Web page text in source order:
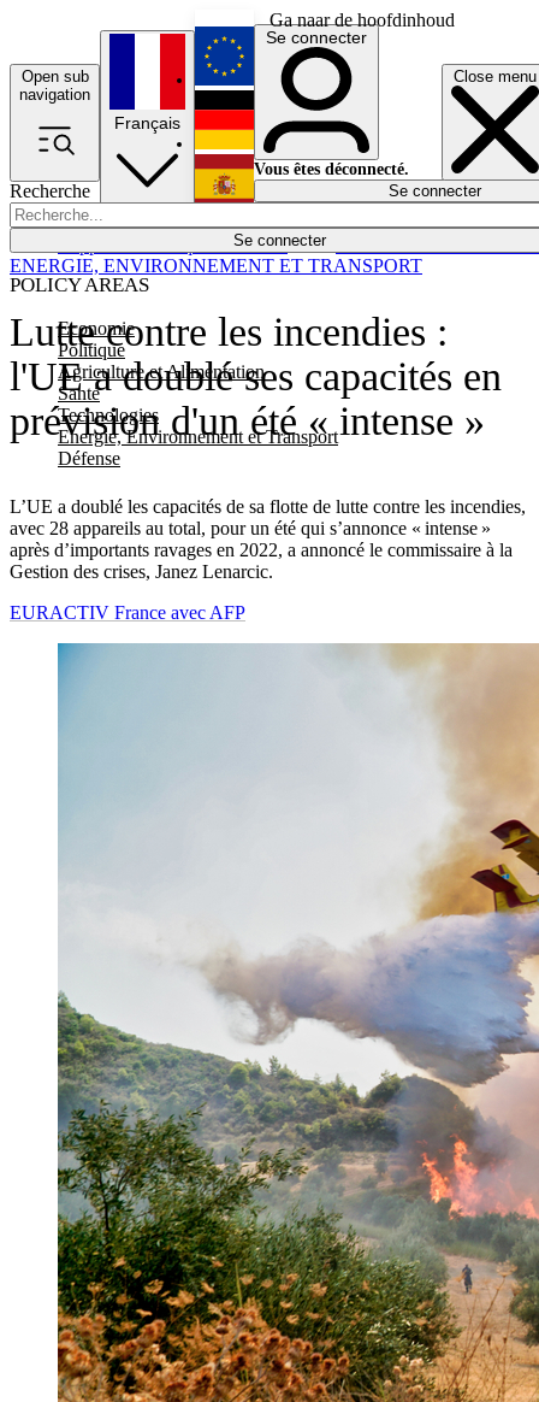
Ga naar de hoofdinhoud
Open sub
navigation
Close menu
Recherche
Se connecter
POLICY AREAS
Economie
Politique
Agriculture et Alimentation
Santé
Technologies
Energie, Environnement et Transport
Défense
Économie
Français
English
Deutsch
Español
Se connecter
Vous êtes déconnecté.
Se connecter
Lutte contre les incendies :
l'UE a doublé ses capacités en
prévision d'un été « intense »
L’UE a doublé les capacités de sa flotte de lutte contre les incendies,
avec 28 appareils au total, pour un été qui s’annonce « intense »
après d’importants ravages en 2022, a annoncé le commissaire à la
Gestion des crises, Janez Lenarcic.
ENERGIE, ENVIRONNEMENT ET TRANSPORT
EURACTIV France avec AFP